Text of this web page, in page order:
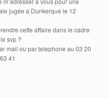
jugée a Dunkerque le 12
cette affaire dans le cadre
svp ?
mail ou par telephone au 03 20
41